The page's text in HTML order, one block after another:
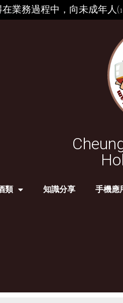
業務過程中，向未成年人
類 知識分享 手機應